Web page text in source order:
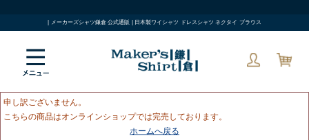
| メーカーズシャツ鎌倉 公式通販 | 日本製ワイシャツ ドレスシャツ ネクタイ ブラウス
申し訳ございません。
こちらの商品はオンラインショップでは完売しております。
ホームへ戻る